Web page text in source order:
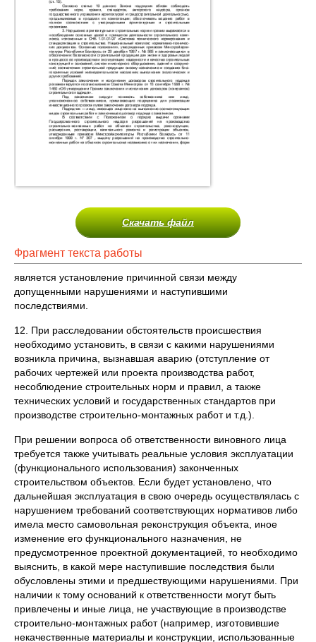
Скачать файл
Фрагмент текста работы
является установление причинной связи между
допущенными нарушениями и наступив­шими
последствиями.
12. При расследовании обстоятельств происшествия
необходимо установить, в связи с какими нарушениями
возникла причина, вызнавшая аварию (отступление от
рабочих чертежей или проекта производства работ,
несоблюдение строитель­ных норм и правил, а также
технических условий и государственных стандартов при
производстве строительно-монтажных работ и т.д.).
При решении вопроса об ответственности виновного лица
требуется также учитывать реальные условия эксплуатации
(функционального использования) законченных
строительством объектов. Если будет установлено, что
дальнейшая эксплуатация в свою очередь осуществлялась с
нарушением требований соответ­ствующих нормативов либо
имела место самовольная реконструкция объекта, иное
изменение его функционального назначения, не
предусмотренное проект­ной документацией, то необходимо
выяснить, в какой мере наступившие послед­ствия были
обусловлены этими и предшествующими нарушениями. При
нали­чии к тому оснований к ответственности могут быть
привлечены и иные лица, не участвующие в производстве
строительно-монтажных работ (например, изго­товившие
некачественные материалы и конструкции, использованные